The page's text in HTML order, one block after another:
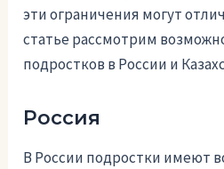
эти ограничения могут
статье рассмотрим
подростков в России и
Россия
В России подростки имеют